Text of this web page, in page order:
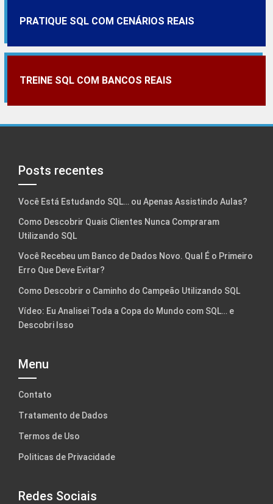
PRATIQUE SQL COM CENÁRIOS REAIS
TREINE SQL COM BANCOS REAIS
Posts recentes
Você Está Estudando SQL… ou Apenas Assistindo Aulas?
Como Descobrir Quais Clientes Nunca Compraram
Utilizando SQL
Você Recebeu um Banco de Dados Novo. Qual É o Primeiro
Erro Que Deve Evitar?
Como Descobrir o Caminho do Campeão Utilizando SQL
Vídeo: Eu Analisei Toda a Copa do Mundo com SQL… e
Descobri Isso
Menu
Contato
Tratamento de Dados
Termos de Uso
Politicas de Privacidade
Redes Sociais